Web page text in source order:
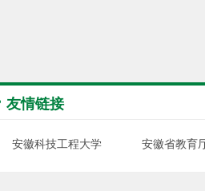
友情链接
安徽科技工程大学 安徽省教育